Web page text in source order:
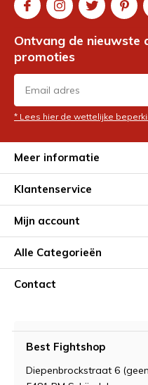
Ontvang de nieuwste
promoties
* Lees hier de wettelijke
Meer informatie
Klantenservice
Mijn account
Alle Categorieën
Contact
Best Fightshop
Diepenbrockstraat 6